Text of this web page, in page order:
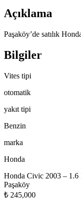
Açıklama
Paşaköy’de satılık
Bilgiler
Vites tipi
otomatik
yakıt tipi
Benzin
marka
Honda
Honda Civic 2003 – 1.6
Paşaköy
₺ 245,000